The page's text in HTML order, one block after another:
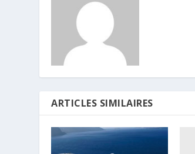
ARTICLES SIMILAIRES